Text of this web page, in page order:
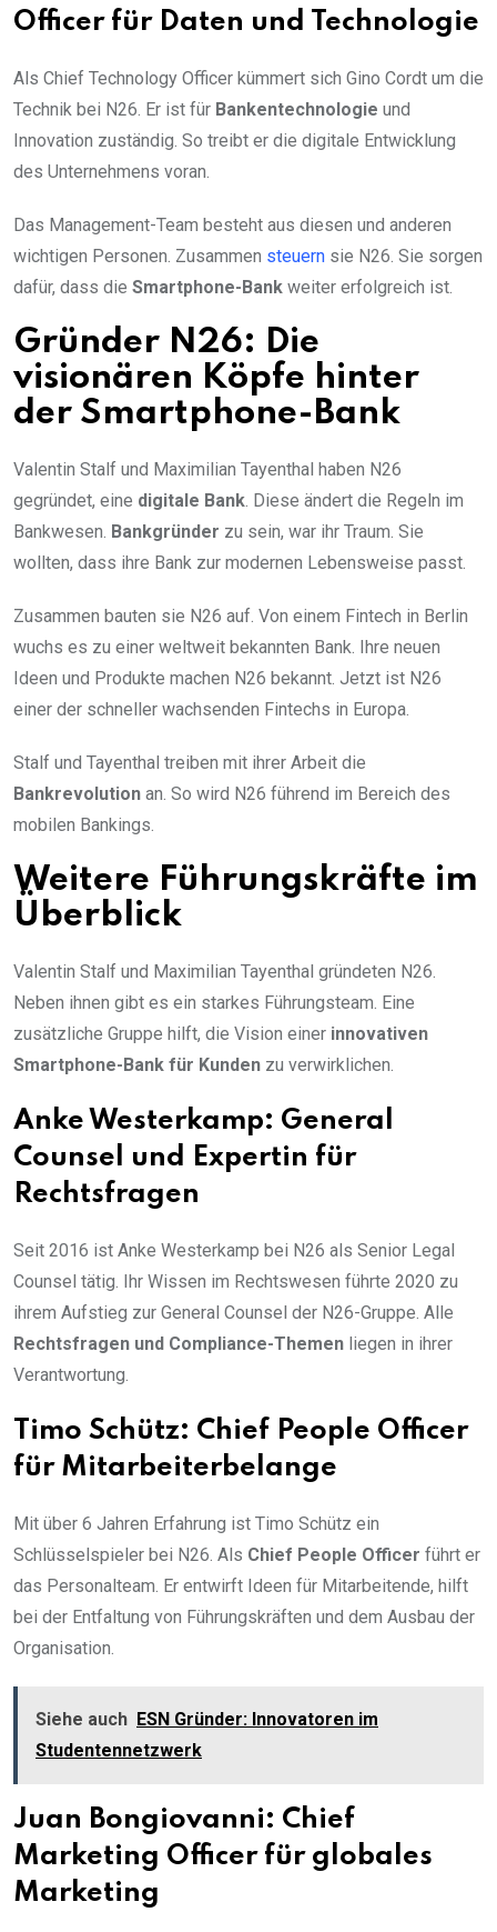
Officer für Daten und Technologie
Als Chief Technology Officer kümmert sich Gino Cordt um die
Technik bei N26. Er ist für Bankentechnologie und
Innovation zuständig. So treibt er die digitale Entwicklung
des Unternehmens voran.
Das Management-Team besteht aus diesen und anderen
wichtigen Personen. Zusammen steuern sie N26. Sie sorgen
dafür, dass die Smartphone-Bank weiter erfolgreich ist.
Gründer N26: Die
visionären Köpfe hinter
der Smartphone-Bank
Valentin Stalf und Maximilian Tayenthal haben N26
gegründet, eine digitale Bank. Diese ändert die Regeln im
Bankwesen. Bankgründer zu sein, war ihr Traum. Sie
wollten, dass ihre Bank zur modernen Lebensweise passt.
Zusammen bauten sie N26 auf. Von einem Fintech in Berlin
wuchs es zu einer weltweit bekannten Bank. Ihre neuen
Ideen und Produkte machen N26 bekannt. Jetzt ist N26
einer der schneller wachsenden Fintechs in Europa.
Stalf und Tayenthal treiben mit ihrer Arbeit die
Bankrevolution an. So wird N26 führend im Bereich des
mobilen Bankings.
Weitere Führungskräfte im
Überblick
Valentin Stalf und Maximilian Tayenthal gründeten N26.
Neben ihnen gibt es ein starkes Führungsteam. Eine
zusätzliche Gruppe hilft, die Vision einer innovativen
Smartphone-Bank für Kunden zu verwirklichen.
Anke Westerkamp: General
Counsel und Expertin für
Rechtsfragen
Seit 2016 ist Anke Westerkamp bei N26 als Senior Legal
Counsel tätig. Ihr Wissen im Rechtswesen führte 2020 zu
ihrem Aufstieg zur General Counsel der N26-Gruppe. Alle
Rechtsfragen und Compliance-Themen liegen in ihrer
Verantwortung.
Timo Schütz: Chief People Officer
für Mitarbeiterbelange
Mit über 6 Jahren Erfahrung ist Timo Schütz ein
Schlüsselspieler bei N26. Als Chief People Officer führt er
das Personalteam. Er entwirft Ideen für Mitarbeitende, hilft
bei der Entfaltung von Führungskräften und dem Ausbau der
Organisation.
Siehe auch ESN Gründer: Innovatoren im
Studentennetzwerk
Juan Bongiovanni: Chief
Marketing Officer für globales
Marketing